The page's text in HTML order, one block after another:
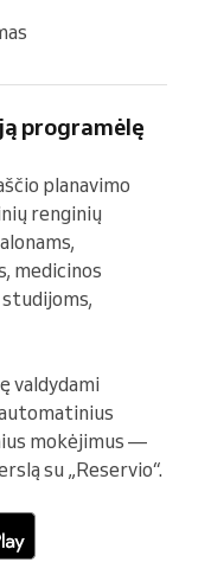
programėlę
planavimo
renginių
medicinos
valdydami
mokėjimus —
su „Reservio“.